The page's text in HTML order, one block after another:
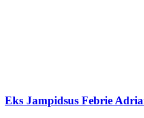
Eks Jampidsus Febrie